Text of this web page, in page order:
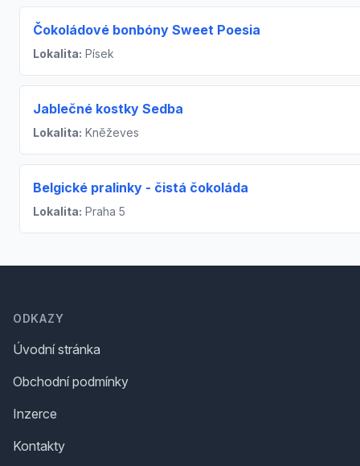
Čokoládové bonbóny Sweet Poesia
Lokalita: Písek
Jablečné kostky Sedba
Lokalita: Kněževes
Belgické pralinky - čistá čokoláda
Lokalita: Praha 5
ODKAZY
Úvodní stránka
Obchodní podmínky
Inzerce
Kontakty